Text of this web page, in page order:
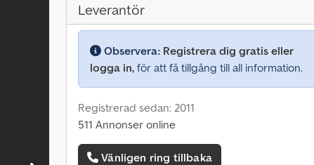
Leverantör
Observera: Registrera dig gratis eller
logga in, för att få tillgång till all information.
Registrerad sedan: 2011
511 Annonser online
Vänligen ring tillbaka